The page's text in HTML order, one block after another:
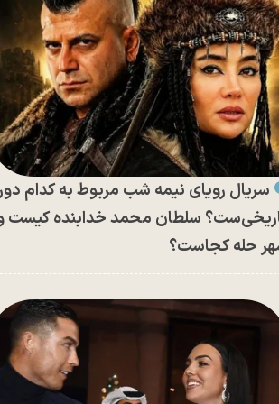
سریال رویای نیمه شب مربوط به کدام
سلطان محمد خدابنده کیست
حله کجاست؟